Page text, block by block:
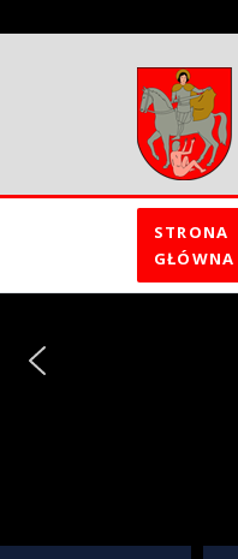
treści
STRONA
GŁÓWNA